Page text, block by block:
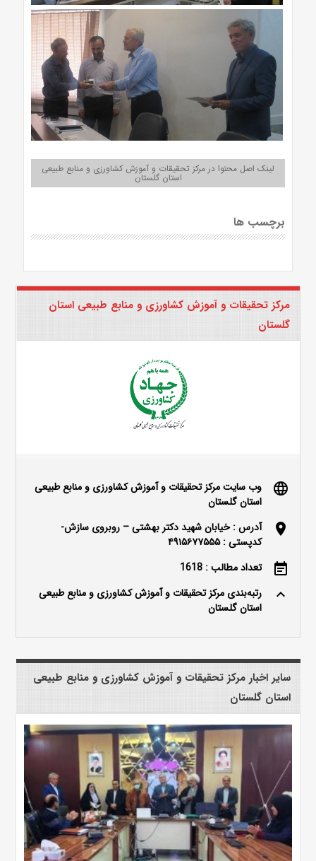
لینک اصل محتوا در مرکز تحقیقات و آموزش کشاورزی و منابع طبیعی
استان گلستان
برچسب ها
مرکز تحقیقات و آموزش کشاورزی و منابع طبیعی استان
گلستان
language
وب سایت مرکز تحقیقات و آموزش کشاورزی و منابع طبیعی
استان گلستان
location_on
آدرس : خیابان شهید دکتر بهشتی – روبروی سازش-
کدپستی : ۴۹۱۵۶۷۷۵۵۵
event_note تعداد مطالب : 1618
keyboard_arrow_up
رتبه‌بندی مرکز تحقیقات و آموزش کشاورزی و منابع طبیعی
استان گلستان
سایر اخبار مرکز تحقیقات و آموزش کشاورزی و منابع طبیعی
استان گلستان